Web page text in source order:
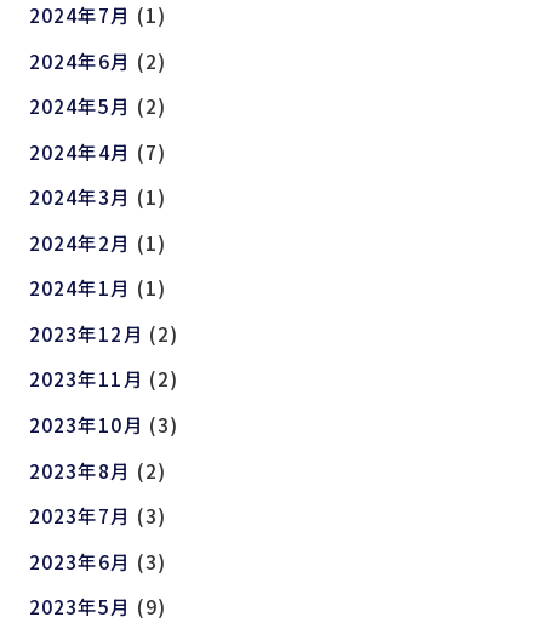
2024年7月 (1)
2024年6月 (2)
2024年5月 (2)
2024年4月 (7)
2024年3月 (1)
2024年2月 (1)
2024年1月 (1)
2023年12月 (2)
2023年11月 (2)
2023年10月 (3)
2023年8月 (2)
2023年7月 (3)
2023年6月 (3)
2023年5月 (9)